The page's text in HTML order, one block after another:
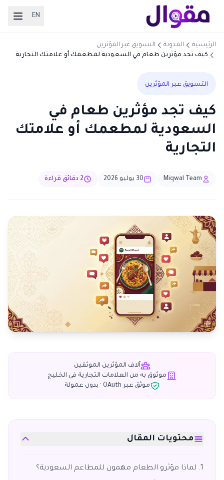
EN
الرئيسية المدونة
التسويق عبر المؤثرين
كيف تجد مؤثرين طعام في السعودية لمطعمك أو علامتك التجارية
التسويق عبر المؤثرين
كيف تجد مؤثرين طعام في
السعودية لمطعمك أو علامتك
التجارية
Miqwal Team 30 يوليو 2026 2 دقائق قراءة
آلاف المؤثرين الموثقين
موثوق به من العلامات التجارية في الخليج
موثق عبر OAuth · بدون عمولة
محتويات المقال
لماذا مؤثرو الطعام مهمون للمطاعم السعودية؟